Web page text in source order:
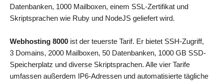
Datenbanken, 1000 Mailboxen, einem SSL-Zertifikat und
Skriptsprachen wie Ruby und NodeJS geliefert wird.
Webhosting 8000 ist der teuerste Tarif. Er bietet SSH-Zugriff,
3 Domains, 2000 Mailboxen, 50 Datenbanken, 1000 GB SSD-
Speicherplatz und diverse Skriptsprachen. Alle vier Tarife
umfassen außerdem IP6-Adressen und automatisierte tägliche